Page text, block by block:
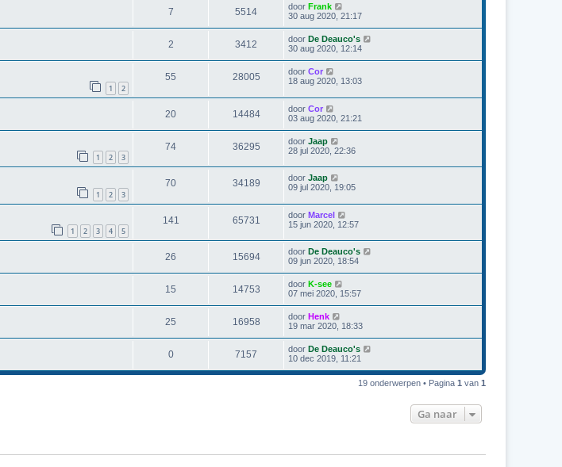
7 5514 door Frank
30 aug 2020, 21:17
2 3412 door De Deauco's
30 aug 2020, 12:14
1 2
55 28005 door Cor
18 aug 2020, 13:03
20 14484 door Cor
03 aug 2020, 21:21
1 2 3
74 36295 door Jaap
28 jul 2020, 22:36
1 2 3
70 34189 door Jaap
09 jul 2020, 19:05
1 2 3 4 5
141 65731 door Marcel
15 jun 2020, 12:57
26 15694 door De Deauco's
09 jun 2020, 18:54
15 14753 door K-see
07 mei 2020, 15:57
25 16958 door Henk
19 mar 2020, 18:33
0 7157 door De Deauco's
10 dec 2019, 11:21
19 onderwerpen • Pagina 1 van 1
Ga naar